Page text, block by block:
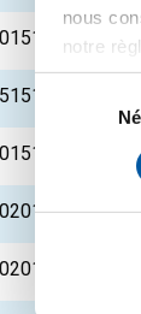
nous
notre
Sélection